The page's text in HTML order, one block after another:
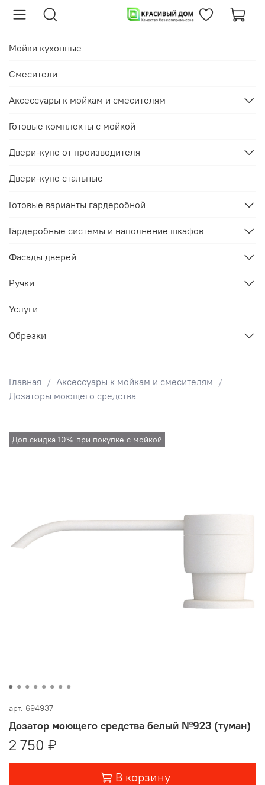
Главная
Аксессуары к мойкам и смесителям
Дозаторы моющего средства
Доп.скидка 10% при покупке с мойкой
арт. 694937
Дозатор моющего средства белый №923 (туман)
2 750 ₽
В корзину
Мойки кухонные
Смесители
Аксессуары к мойкам и смесителям
Готовые комплекты с мойкой
Двери-купе от производителя
Двери-купе стальные
Готовые варианты гардеробной
Гардеробные системы и наполнение шкафов
Фасады дверей
Ручки
Услуги
Обрезки